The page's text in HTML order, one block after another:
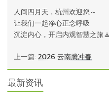
人间四月天，杭州欢迎您～
让我们一起净心正念呼吸
沉淀内心，开启内观智慧之旅🧘‍
上一篇: 2026 云南腾冲春
最新资讯